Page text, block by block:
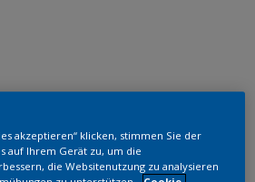
akzeptieren“ klicken, stimmen Sie der
auf Ihrem Gerät zu, um die
die Websitenutzung zu analysieren